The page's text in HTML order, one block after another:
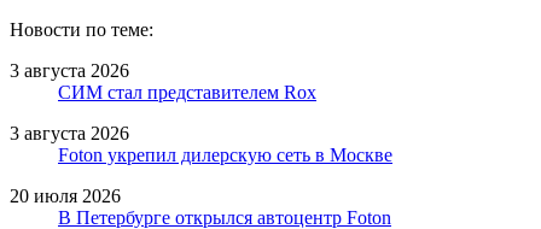
Новости по теме:
3 августа 2026
СИМ стал представителем Rox
3 августа 2026
Foton укрепил дилерскую сеть в Москве
20 июля 2026
В Петербурге открылся автоцентр Foton